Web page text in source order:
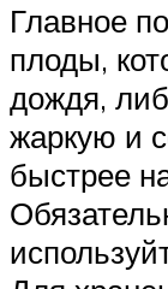
Главное
плоды,
дождя,
жаркую и
быстрее